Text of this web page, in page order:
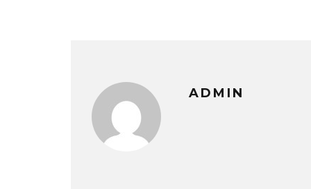
ADMIN